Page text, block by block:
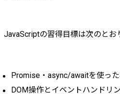
JavaScriptの習得目標は次のとお
Promise・async/awaitを使っ
DOM操作とイベントハンドリ